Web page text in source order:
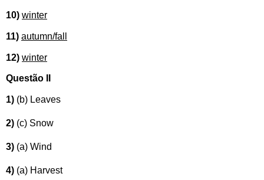
10) winter
11) autumn/fall
12) winter
Questão II
1) (b) Leaves
2) (c) Snow
3) (a) Wind
4) (a) Harvest